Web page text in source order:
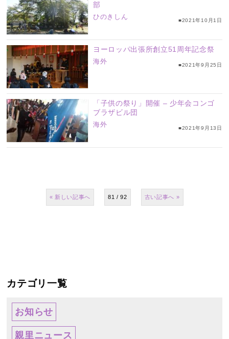
部
ひのきしん
■2021年10月1日
ヨーロッパ出張所創立51周年記念祭
海外
■2021年9月25日
「子供の祭り」開催 – 少年会コンゴ
ブラザビル団
海外
■2021年9月13日
81 / 92
« »
カテゴリ一覧
お知らせ
親里ニュース